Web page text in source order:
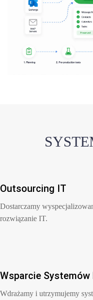
Outsourcing IT
Dostarczamy
rozwiązanie IT.
Wsparcie
Wdrażamy i utrzymujemy